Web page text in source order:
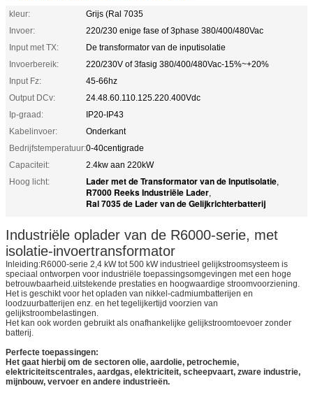
kleur:
Grijs (Ral 7035
Invoer:
220/230 enige fase of 3phase 380/400/480Vac
Input met TX:
De transformator van de inputisolatie
Invoerbereik:
220/230V of 3fasig 380/400/480Vac-15%~+20%
Input Fz:
45-66hz
Output DCv:
24.48.60.110.125.220.400Vdc
Ip-graad:
IP20-IP43
Kabelinvoer:
Onderkant
Bedrijfstemperatuur:0-40centigrade
Capaciteit:
2.4kw aan 220kW
Hoog licht:
Lader met de Transformator van de Inputisolatie,
R7000 Reeks Industriële Lader,
Ral 7035 de Lader van de Gelijkrichterbatterij
Industriële oplader van de R6000-serie, met
isolatie-invoertransformator
Inleiding:R6000-serie 2,4 kW tot 500 kW industrieel gelijkstroomsysteem is
speciaal ontworpen voor industriële toepassingsomgevingen met een hoge
betrouwbaarheid.uitstekende prestaties en hoogwaardige stroomvoorziening.
Het is geschikt voor het opladen van nikkel-cadmiumbatterijen en
loodzuurbatterijen enz. en het tegelijkertijd voorzien van
gelijkstroombelastingen.
Het kan ook worden gebruikt als onafhankelijke gelijkstroomtoevoer zonder
batterij.
Perfecte toepassingen:
Het gaat hierbij om de sectoren olie, aardolie, petrochemie,
elektriciteitscentrales, aardgas, elektriciteit, scheepvaart, zware industrie,
mijnbouw, vervoer en andere industrieën.